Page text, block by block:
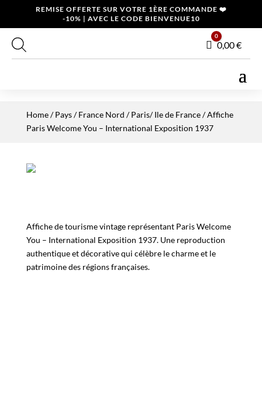
REMISE OFFERTE SUR VOTRE 1ÈRE COMMANDE ❤️
-10% | AVEC LE CODE BIENVENUE10
Panier
0
0,00€
Home/Pays/France Nord /Paris/ Ile de France/ Affiche
Paris Welcome You – International Exposition 1937
Affiche de tourisme vintage représentant Paris Welcome
You – International Exposition 1937. Une reproduction
authentique et décorative qui célèbre le charme et le
patrimoine des régions françaises.